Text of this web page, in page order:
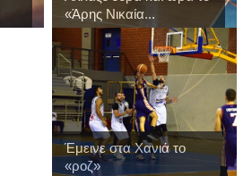
«Άρης Νικαία...
Έμεινε στα Χανιά το
«ροζ»